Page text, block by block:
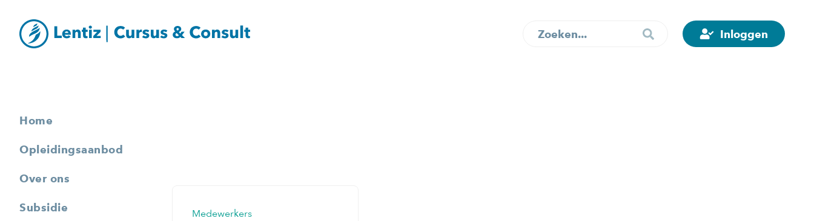
Inloggen
Home
Opleidingsaanbod
Over ons
Subsidie Medewerkers